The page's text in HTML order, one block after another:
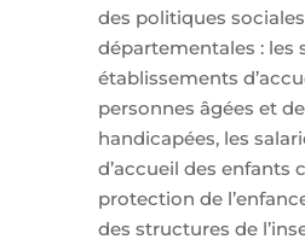
des politiques sociales
départementales : les
établissements
personnes âgées et
handicapées, les
d’accueil des enfants
protection de
des structures de